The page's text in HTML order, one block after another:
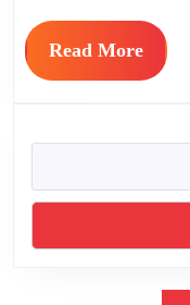
Read MoreRead
More